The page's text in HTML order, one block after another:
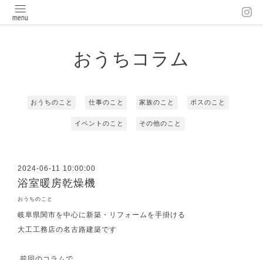
おうちコラム
おうちのこと 仕事のこと 家族のこと ボスのこと
イベントのこと その他のこと
2024-06-11 10:00:00
浴室暖房乾燥機
おうちのこと
岐阜県関市を中心に新築・リフォームを手掛ける
大工工務店の名古路建築です